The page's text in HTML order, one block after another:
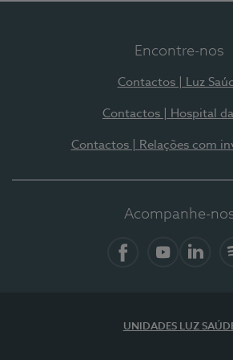
Encontre-nos
Contactos | Luz
Contactos | Hospital
Contactos | Relações com
Acompanhe-
UNIDADES LUZ